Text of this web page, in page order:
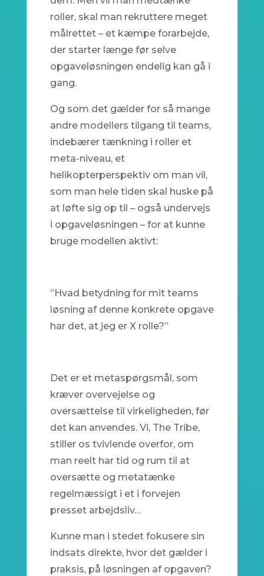
roller, skal man rekruttere meget
målrettet – et kæmpe forarbejde,
der starter længe før selve
opgaveløsningen endelig kan gå i
gang.
Og som det gælder for så mange
andre modellers tilgang til teams,
indebærer tænkning i roller et
meta-niveau, et
helikopterperspektiv om man vil,
som man hele tiden skal huske på
at løfte sig op til – også undervejs
i opgaveløsningen – for at kunne
bruge modellen aktivt:
”Hvad betydning for mit teams
løsning af denne konkrete opgave
har det, at jeg er X rolle?”
Det er et metaspørgsmål, som
kræver overvejelse og
oversættelse til virkeligheden, før
det kan anvendes. Vi, The Tribe,
stiller os tvivlende overfor, om
man reelt har tid og rum til at
oversætte og metatænke
regelmæssigt i et i forvejen
presset arbejdsliv…
Kunne man i stedet fokusere sin
indsats direkte, hvor det gælder i
praksis, på løsningen af opgaven?